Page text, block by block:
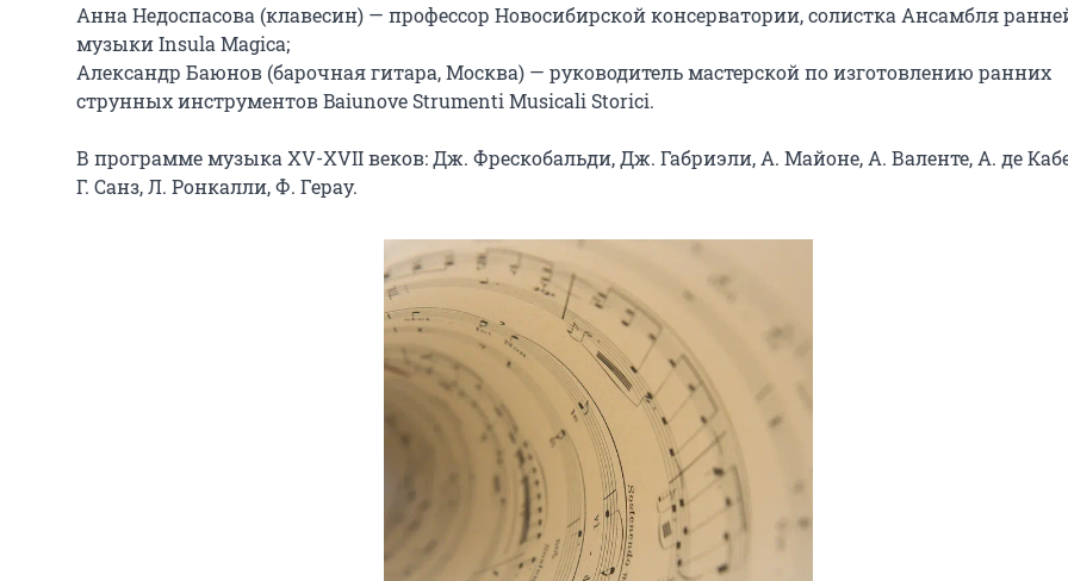
Анна Недоспасова (клавесин) — профессор Новосибирской консерватории, солистка Ансамбля
музыки Insula Magica;
Александр Баюнов (барочная гитара, Москва) — руководитель мастерской по изготовлению ранних
струнных инструментов Baiunove Strumenti Musicali Storici.
В программе музыка XV-XVII веков: Дж. Фрескобальди, Дж. Габриэли, А. Майоне, А. Валенте, А. де
Г. Санз, Л. Ронкалли, Ф. Герау.